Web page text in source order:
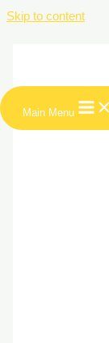
Skip to content
Main Menu